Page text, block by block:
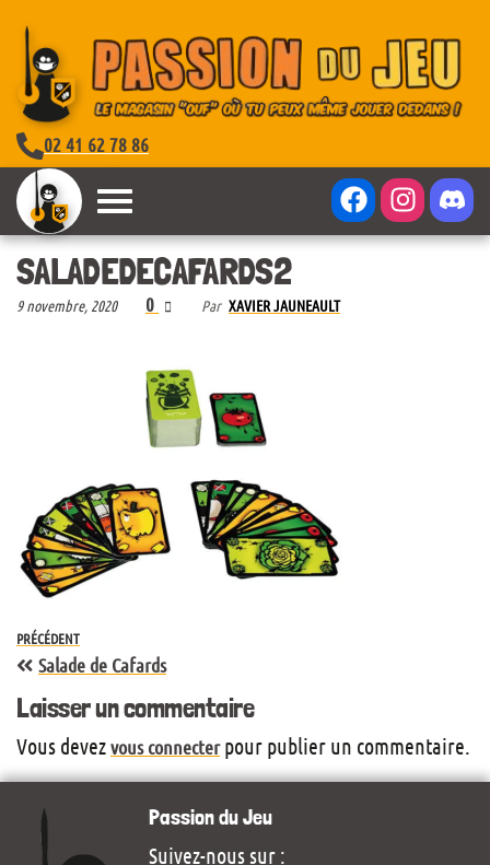
02 41 62 78 86
SALADEDECAFARDS2
9 novembre, 2020 0 Par XAVIER JAUNEAULT
PRÉCÉDENT
Salade de Cafards
Laisser un commentaire
Vous devezvous connecterpour publier un commentaire.
Passion du Jeu
Suivez-nous sur :